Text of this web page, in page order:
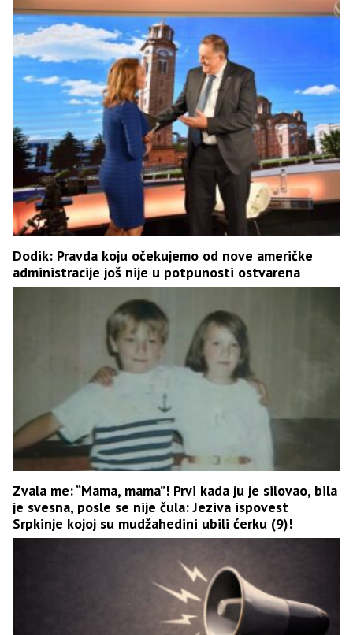
Dodik: Pravda koju očekujemo od nove američke
administracije još nije u potpunosti ostvarena
Zvala me: “Mama, mama”! Prvi kada ju je silovao, bila
je svesna, posle se nije čula: Jeziva ispovest
Srpkinje kojoj su mudžahedini ubili ćerku (9)!